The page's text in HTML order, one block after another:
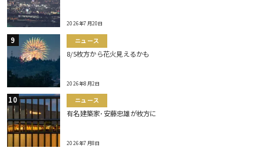
2026年7月20日
ニュース
8/5枚方から花火見えるかも
2026年8月2日
ニュース
有名建築家･安藤忠雄が枚方に
2026年7月8日